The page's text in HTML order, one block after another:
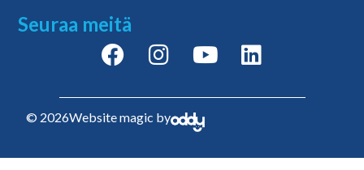
Seuraa meitä
© 2026Website magic by